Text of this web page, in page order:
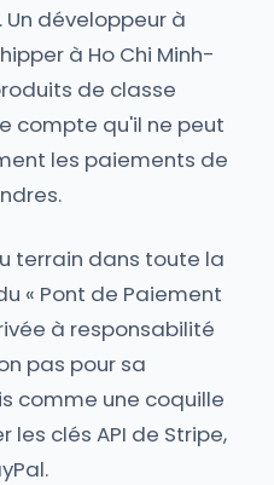
développeur à
à Ho Chi Minh-
de classe
compte qu'il ne peut
les paiements de
terrain dans toute la
« Pont de Paiement
à responsabilité
pas pour sa
comme une coquille
clés API de Stripe,